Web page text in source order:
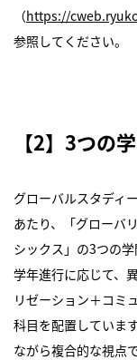
（https://
参照してください。
【2】3つの
グローバルスタディ
あたり、「グローバ
シックス」の3つの
学年進行に応じて、
リゼーション＋コミ
科目を配置していま
ながら複合的な視点